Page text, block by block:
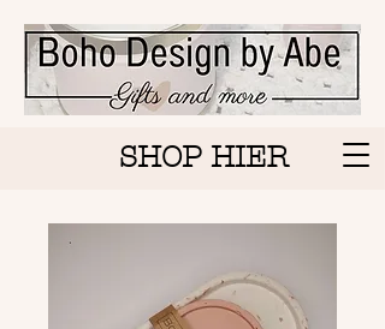
SHOP HIER